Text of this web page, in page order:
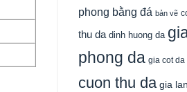
phong bằng đá bản vẽ
thu da dinh huong da
phong da gia cot da
cuon thu da gia